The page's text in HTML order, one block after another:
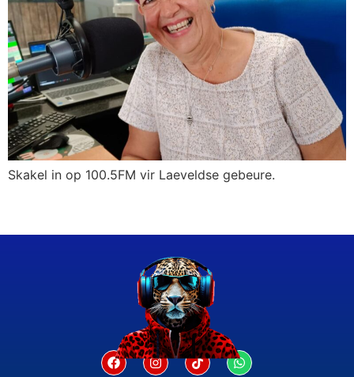
Skakel in op 100.5FM vir Laeveldse gebeure.